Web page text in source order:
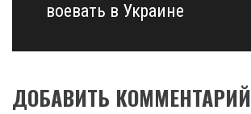
воевать в Украине
ДОБАВИТЬ КОММЕНТАРИЙ